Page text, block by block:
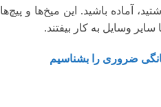
آماده باشید. این میخ‌ها و پیچ‌ها
وسایل به کار بیفتند.
ضروری را بشناسیم